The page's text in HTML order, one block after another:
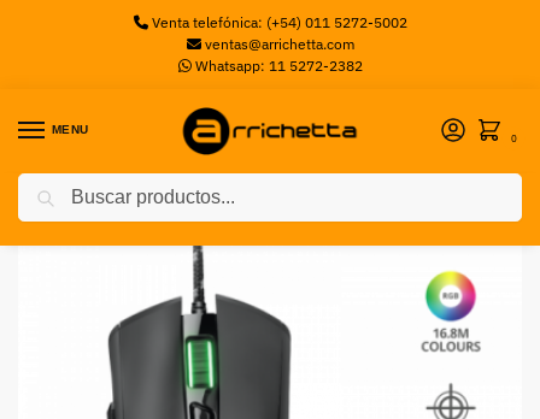
Venta telefónica: (+54) 011 5272-5002
ventas@arrichetta.com
Whatsapp: 11 5272-2382
MENU
0
Inicio Sin categorizar / Mouse Gaming GXT900 Qudos RGB TRUST